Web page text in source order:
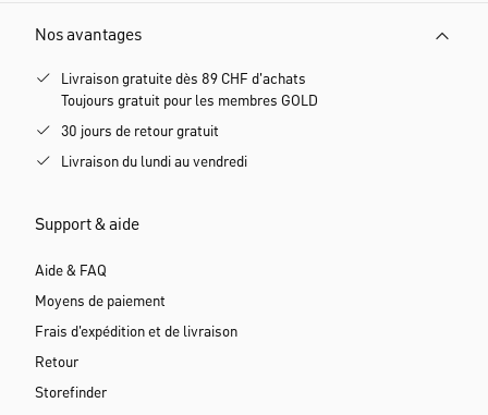
Nos avantages
Livraison gratuite dès 89 CHF d'achats
Toujours gratuit pour les membres GOLD
30 jours de retour gratuit
Livraison du lundi au vendredi
Support & aide
Aide & FAQ
Moyens de paiement
Frais d'expédition et de livraison
Retour
Storefinder